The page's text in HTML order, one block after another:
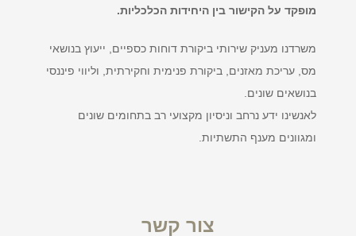
מופקד על הקישור בין היחידות הכלכליות.
משרדנו מעניק שירותי ביקורת דוחות כספיים, ייעוץ בנושאי
מס, עריכת מאזנים, ביקורת פנימית וחקירתית, וליווי פיננסי
בנושאים שונים.
לאנשינו ידע נרחב וניסיון מקצועי רב בתחומים שונים
ומגוונים מענף התשתיות.
צור קשר